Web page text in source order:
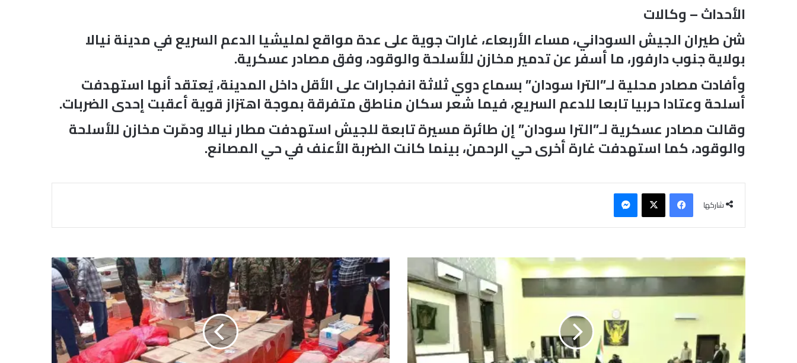
الأحداث – وكالات
شن طيران الجيش السوداني، مساء الأربعاء، غارات جوية على عدة مواقع لمليشيا الدعم السريع في مدينة نيالا
بولاية جنوب دارفور، ما أسفر عن تدمير مخازن للأسلحة والوقود، وفق مصادر عسكرية.
وأفادت مصادر محلية لـ”الترا سودان” بسماع دوي ثلاثة انفجارات على الأقل داخل المدينة، يُعتقد أنها استهدفت
أسلحة وعتادا حربيا تابعا للدعم السريع، فيما شعر سكان مناطق متفرقة بموجة اهتزاز قوية أعقبت إحدى الضربات.
وقالت مصادر عسكرية لـ”الترا سودان” إن طائرة مسيرة تابعة للجيش استهدفت مطار نيالا ودمّرت مخازن للأسلحة
والوقود، كما استهدفت غارة أخرى حي الرحمن، بينما كانت الضربة الأعنف في حي المصانع.
شاركها
فيسبوك
م
ج
ل
س
و
ز
م
ق
ت
ن
ص
ر